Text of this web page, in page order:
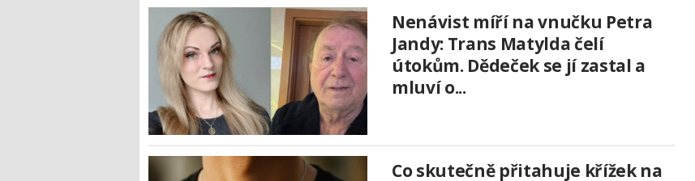
Nenávist míří na vnučku Petra
Jandy: Trans Matylda čelí
útokům. Dědeček se jí zastal a
mluví o...
Co skutečně přitahuje křížek na